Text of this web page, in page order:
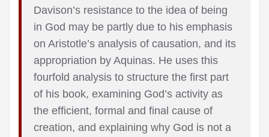
Davison’s resistance to the idea of being
in God may be partly due to his emphasis
on Aristotle’s analysis of causation, and its
appropriation by Aquinas. He uses this
fourfold analysis to structure the first part
of his book, examining God’s activity as
the efficient, formal and final cause of
creation, and explaining why God is not a